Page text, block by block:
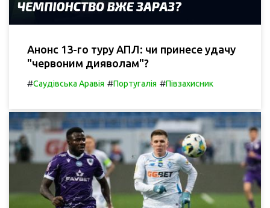
Анонс 13-го туру АПЛ: чи принесе удачу
"червоним дияволам"?
#Саудівська Аравія #Португалія #Півзахисник